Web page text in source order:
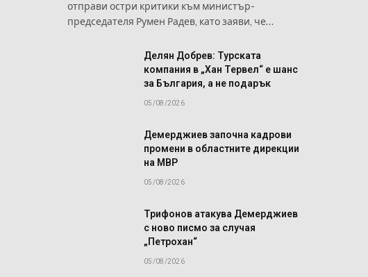
отправи остри критики към министър-
председателя Румен Радев, като заяви, че…
Делян Добрев: Турската
компания в „Хан Тервел“ е шанс
за България, а не подарък
05/08/2026
Демерджиев започна кадрови
промени в областните дирекции
на МВР
05/08/2026
Трифонов атакува Демерджиев
с ново писмо за случая
„Петрохан“
05/08/2026